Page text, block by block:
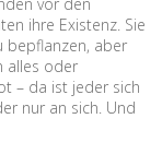
ihre Existenz. Sie
bepflanzen, aber
alles oder
– da ist jeder sich
nur an sich. Und